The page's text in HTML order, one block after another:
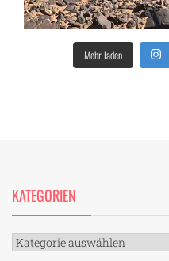
Mehr laden
KATEGORIEN
Kategorien